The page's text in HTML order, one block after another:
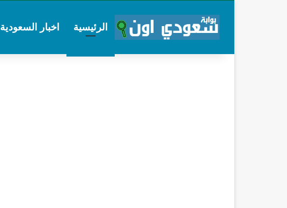
الرئيسية اخبار السعودية